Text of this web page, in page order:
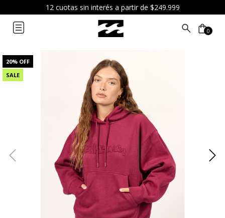
12 cuotas sin interés a partir de $249.999
0
20% OFF
SALE